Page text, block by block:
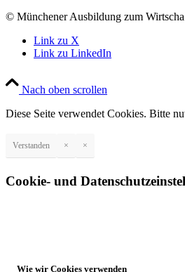
© Münchener Ausbildung zum
Link zu X
Link zu LinkedIn
Nach oben scrollen
Diese Seite verwendet Cookies. Bitte
Verstanden × ×
Cookie- und
Wie wir Cookies verwenden